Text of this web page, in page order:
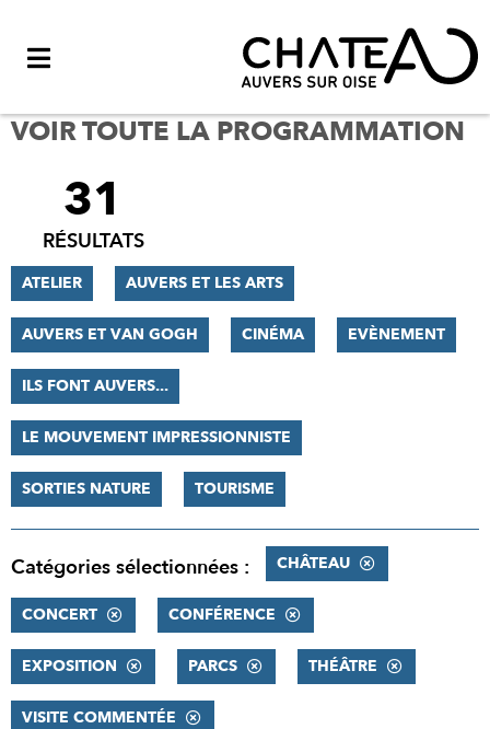
VOIR TOUTE LA PROGRAMMATION
FILTRER
RÉSULTATS
31
RÉSULTATS
ATELIER AUVERS ET LES ARTS
AUVERS ET VAN GOGH CINÉMA EVÈNEMENT
ILS FONT AUVERS...
LE MOUVEMENT IMPRESSIONNISTE
SORTIES NATURE TOURISME
Catégories sélectionnées : CHÂTEAU
CONCERT CONFÉRENCE
EXPOSITION PARCS THÉÂTRE
VISITE COMMENTÉE